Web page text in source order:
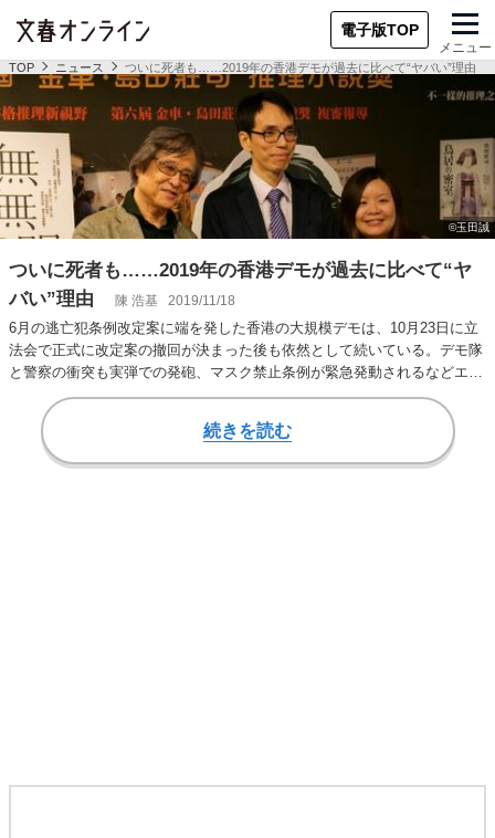
電子版TOP
メニュー
TOP ニュース ついに死者も……2019年の香港デモが過去に比べて“ヤバい”理由
ついに死者も……2019年の香港デモが過去に比べて“ヤ
バい”理由
陳 浩基 2019/11/18
6月の逃亡犯条例改定案に端を発した香港の大規模デモは、10月23日に立
法会で正式に改定案の撤回が決まった後も依然として続いている。デモ隊
と警察の衝突も実弾での発砲、マスク禁止条例が緊急発動されるなどエス
カレートし、…
続きを読む